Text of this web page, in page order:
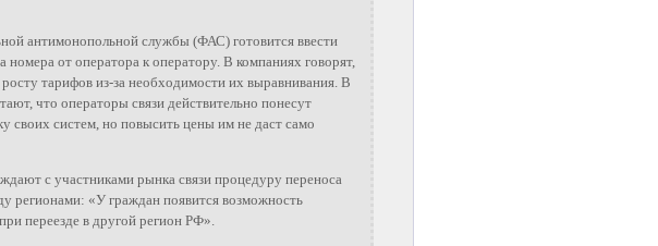
антимонопольной службы (ФАС) готовится ввести
от оператора к оператору. В компаниях говорят,
тарифов из-за необходимости их выравнивания. В
что операторы связи действительно понесут
своих систем, но повысить цены им не даст само
с участниками рынка связи процедуру переноса
регионами: «У граждан появится возможность
переезде в другой регион РФ».